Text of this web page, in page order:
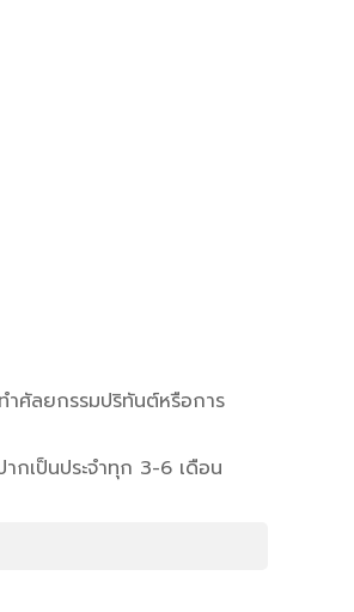
ศัลยกรรมปริทันต์หรือการ
กเป็นประจำทุก 3-6 เดือน